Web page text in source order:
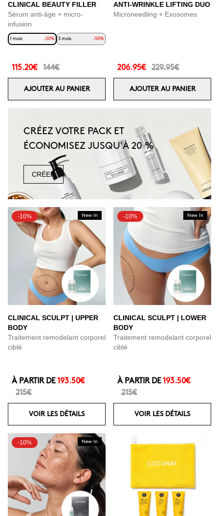
CLINICAL BEAUTY FILLER
Sérum anti-âge + micro-
infusion
1 mois -20% 3 mois -50%
115.20€ 144€
AJOUTER AU PANIER
ANTI-WRINKLE LIFTING DUO
Microneedling + Exosomes
206.95€ 229.95€
AJOUTER AU PANIER
CRÉEZ VOTRE PACK ET
ÉCONOMISEZ JUSQU'À 20 %
CRÉER
-10% New In
CLINICAL SCULPT | UPPER
BODY
Traitement remodelant corporel
ciblé
À PARTIR DE 193.50€
215€
VOIR LES DÉTAILS
-10% New In
CLINICAL SCULPT | LOWER
BODY
Traitement remodelant corporel
ciblé
À PARTIR DE 193.50€
215€
VOIR LES DÉTAILS
-10% New In